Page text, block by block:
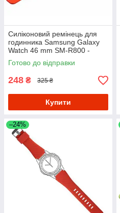
Силіконовий ремінець для
годинника Samsung Galaxy
Watch 46 mm SM-R800 -
Orange
Готово до відправки
248 ₴ 325 ₴
Купити
–24%